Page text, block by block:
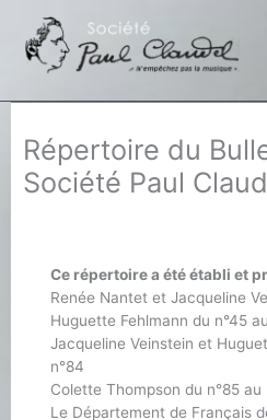
contenu
Répertoire du
Société Paul
Ce répertoire a été établi et
Renée Nantet et Jacqueline
Huguette Fehlmann du n°45
Jacqueline Veinstein et
n°84
Colette Thompson du n°85 au
Le Département de Français